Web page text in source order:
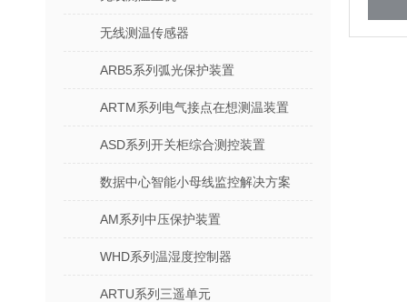
无线测温传感器
ARB5系列弧光保护装置
ARTM系列电气接点在想测温装置
ASD系列开关柜综合测控装置
数据中心智能小母线监控解决方案
AM系列中压保护装置
WHD系列温湿度控制器
ARTU系列三遥单元